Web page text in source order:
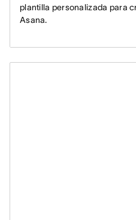
plantilla personalizada para
Asana.